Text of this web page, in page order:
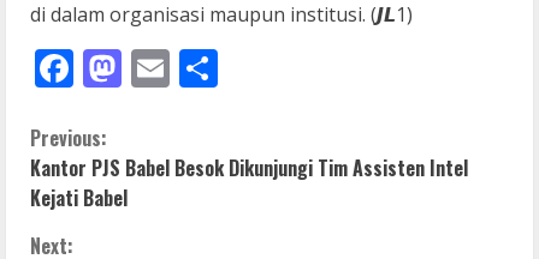
di dalam organisasi maupun institusi. (𝙅𝙇1)
Facebook
Mastodon
Email
C
o
n
Previous:
Kantor PJS Babel Besok Dikunjungi Tim Assisten Intel
Kejati Babel
Next: